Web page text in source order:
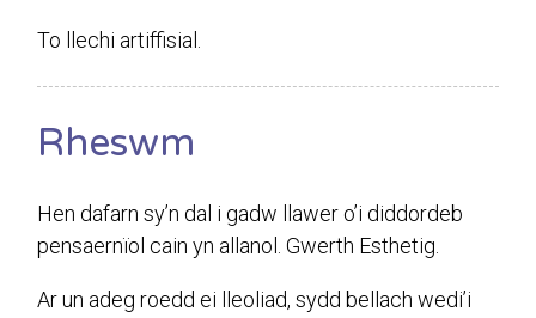
To llechi artiffisial.
Rheswm
Hen dafarn sy’n dal i gadw llawer o’i diddordeb
pensaernïol cain yn allanol. Gwerth Esthetig.
Ar un adeg roedd ei lleoliad, sydd bellach wedi’i